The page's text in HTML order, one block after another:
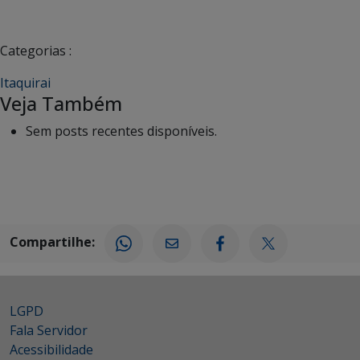
Categorias :
Itaquirai
Veja Também
Sem posts recentes disponíveis.
Compartilhe:
LGPD
Fala Servidor
Acessibilidade